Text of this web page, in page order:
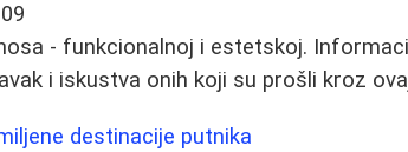
- funkcionalnoj i estetskoj.
i iskustva onih koji su prošli kroz
destinacije putnika